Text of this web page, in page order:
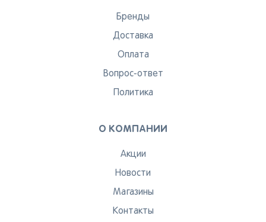
Бренды
Доставка
Оплата
Вопрос-ответ
Политика
О КОМПАНИИ
Акции
Новости
Магазины
Контакты